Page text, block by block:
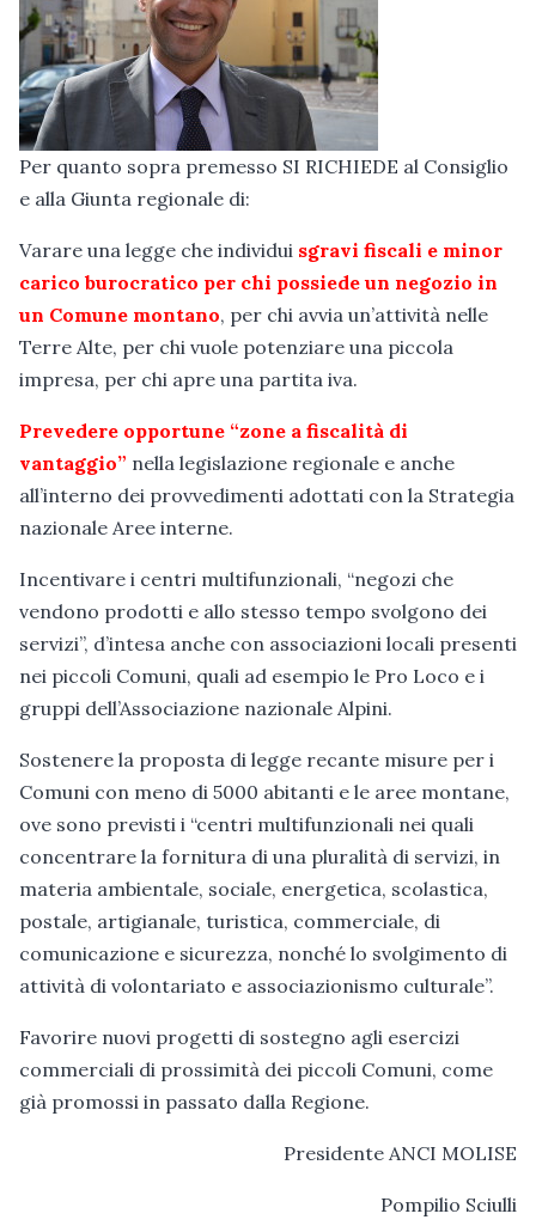
Per quanto sopra premesso SI RICHIEDE al Consiglio
e alla Giunta regionale di:
Varare una legge che individui sgravi fiscali e minor
carico burocratico per chi possiede un negozio in
un Comune montano, per chi avvia un’attività nelle
Terre Alte, per chi vuole potenziare una piccola
impresa, per chi apre una partita iva.
Prevedere opportune “zone a fiscalità di
vantaggio” nella legislazione regionale e anche
all’interno dei provvedimenti adottati con la Strategia
nazionale Aree interne.
Incentivare i centri multifunzionali, “negozi che
vendono prodotti e allo stesso tempo svolgono dei
servizi”, d’intesa anche con associazioni locali presenti
nei piccoli Comuni, quali ad esempio le Pro Loco e i
gruppi dell’Associazione nazionale Alpini.
Sostenere la proposta di legge recante misure per i
Comuni con meno di 5000 abitanti e le aree montane,
ove sono previsti i “centri multifunzionali nei quali
concentrare la fornitura di una pluralità di servizi, in
materia ambientale, sociale, energetica, scolastica,
postale, artigianale, turistica, commerciale, di
comunicazione e sicurezza, nonché lo svolgimento di
attività di volontariato e associazionismo culturale”.
Favorire nuovi progetti di sostegno agli esercizi
commerciali di prossimità dei piccoli Comuni, come
già promossi in passato dalla Regione.
Presidente ANCI MOLISE
Pompilio Sciulli